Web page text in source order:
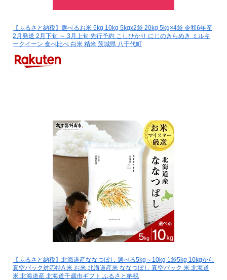
【ふるさと納税】選べるお米 5kg 10kg 5kgx2袋 20kg 5kg×4袋 令和6年産
2月発送 2月下旬 ～ 3月上旬 先行予約 こしひかり にじのきらめき ミルキ
ークイーン 食べ比べ 白米 精米 茨城県 八千代町
【ふるさと納税】北海道産ななつぼし 選べる5kg～10kg 1袋5kg 10kgから
真空パック対応特A 米 お米 北海道産米 ななつぼし 真空パック 米 北海道
米 北海道産 北海道千歳市ギフト ふるさと納税